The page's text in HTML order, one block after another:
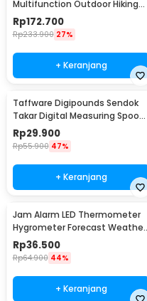
Multifunction Outdoor Hiking
Camping Compass - RV77
Rp172.700
Rp233.900 27%
+ Keranjang
Taffware Digipounds Sendok
Takar Digital Measuring Spoon
500g 0.1g - HM10
Rp29.900
Rp55.900 47%
+ Keranjang
Jam Alarm LED Thermometer
Hygrometer Forecast Weather
Station - 2159T
Rp36.500
Rp64.900 44%
+ Keranjang